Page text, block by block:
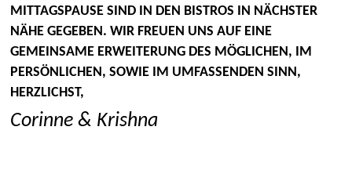
MITTAGSPAUSE SIND IN DEN BISTROS IN NÄCHSTER
NÄHE GEGEBEN. WIR FREUEN UNS AUF EINE
GEMEINSAME ERWEITERUNG DES MÖGLICHEN, IM
PERSÖNLICHEN, SOWIE IM UMFASSENDEN SINN,
HERZLICHST,
Corinne & Krishna